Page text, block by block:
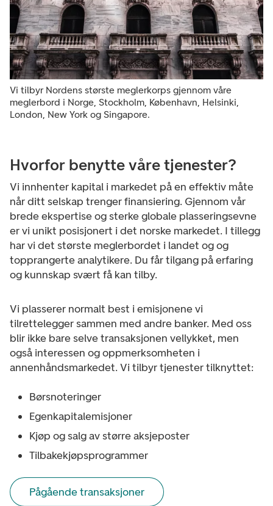
Vi tilbyr Nordens største meglerkorps gjennom våre
meglerbord i Norge, Stockholm, København, Helsinki,
London, New York og Singapore.
Hvorfor benytte våre tjenester?
Vi innhenter kapital i markedet på en effektiv måte
når ditt selskap trenger finansiering. Gjennom vår
brede ekspertise og sterke globale plasseringsevne
er vi unikt posisjonert i det norske markedet. I tillegg
har vi det største meglerbordet i landet og og
topprangerte analytikere. Du får tilgang på erfaring
og kunnskap svært få kan tilby.
Vi plasserer normalt best i emisjonene vi
tilrettelegger sammen med andre banker. Med oss
blir ikke bare selve transaksjonen vellykket, men
også interessen og oppmerksomheten i
annenhåndsmarkedet. Vi tilbyr tjenester tilknyttet:
Børsnoteringer
Egenkapitalemisjoner
Kjøp og salg av større aksjeposter
Tilbakekjøpsprogrammer
Pågående transaksjoner